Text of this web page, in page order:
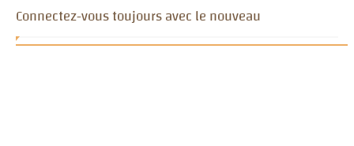
Connectez-vous toujours avec le nouveau